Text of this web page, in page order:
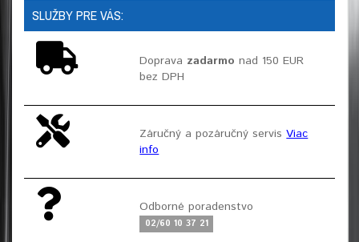
SLUŽBY PRE VÁS:
Doprava zadarmo nad 150 EUR
bez DPH
Záručný a pozáručný servisViac
info
Odborné poradenstvo
02/60 10 37 21